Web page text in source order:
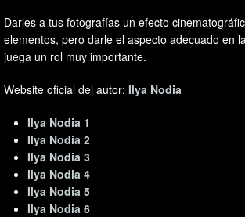
Darles a tus fotografías un efecto
elementos, pero darle el aspecto adecuado en
juega un rol muy importante.
Website oficial del autor: Ilya Nodia
Ilya Nodia 1
Ilya Nodia 2
Ilya Nodia 3
Ilya Nodia 4
Ilya Nodia 5
Ilya Nodia 6